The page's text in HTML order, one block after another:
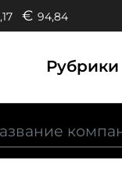
€ 94,84
Рубрики